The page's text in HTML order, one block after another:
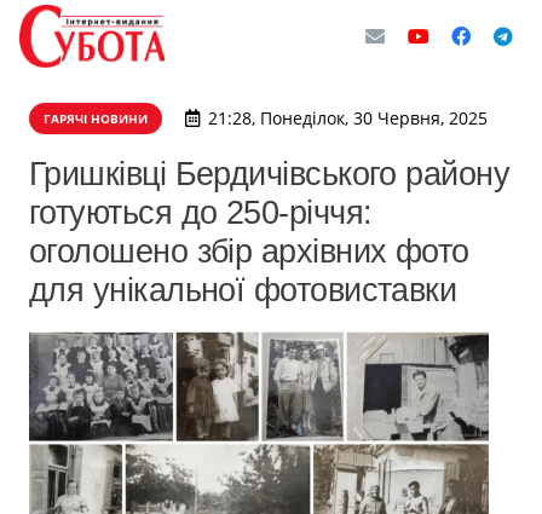
ГАРЯЧІ НОВИНИ 21:28, Понеділок, 30 Червня, 2025
Гришківці Бердичівського району
готуються до 250-річчя:
оголошено збір архівних фото
для унікальної фотовиставки